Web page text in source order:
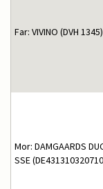
Far: VIVINO (DVH 1345)
Mor: DAMGAARDS
SSE